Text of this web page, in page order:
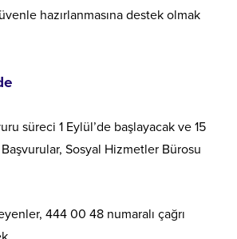
hazırlanmasına destek olmak
süreci 1 Eylül’de başlayacak ve 15
Sosyal Hizmetler Bürosu
444 00 48 numaralı çağrı